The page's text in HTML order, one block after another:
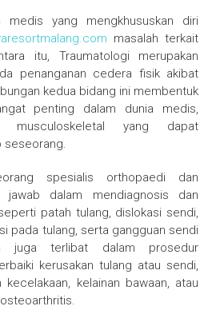
medis yang mengkhususkan diri
masalah terkait
itu, Traumatologi merupakan
penanganan cedera fisik akibat
kedua bidang ini membentuk
penting dalam dunia medis,
musculoskeletal yang dapat
seseorang.
spesialis orthopaedi dan
jawab dalam mendiagnosis dan
patah tulang, dislokasi sendi,
pada tulang, serta gangguan sendi
juga terlibat dalam prosedur
kerusakan tulang atau sendi,
kelainan bawaan, atau